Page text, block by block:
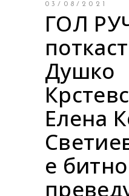
03/08/2021
ГОЛ
Душко
Елена
е битно